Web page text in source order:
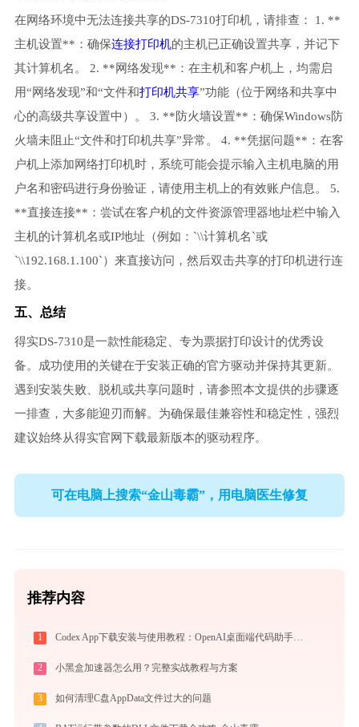
在网络环境中无法连接共享的DS-7310打印机，请排查： 1. **
主机设置**：确保连接打印机的主机已正确设置共享，并记下
其计算机名。 2. **网络发现**：在主机和客户机上，均需启
用“网络发现”和“文件和打印机共享”功能（位于网络和共享中
心的高级共享设置中）。 3. **防火墙设置**：确保Windows防
火墙未阻止“文件和打印机共享”异常。 4. **凭据问题**：在客
户机上添加网络打印机时，系统可能会提示输入主机电脑的用
户名和密码进行身份验证，请使用主机上的有效账户信息。 5.
**直接连接**：尝试在客户机的文件资源管理器地址栏中输入
主机的计算机名或IP地址（例如：`\\计算机名`或
`\\192.168.1.100`）来直接访问，然后双击共享的打印机进行连
接。
五、总结
得实DS-7310是一款性能稳定、专为票据打印设计的优秀设
备。成功使用的关键在于安装正确的官方驱动并保持其更新。
遇到安装失败、脱机或共享问题时，请参照本文提供的步骤逐
一排查，大多能迎刃而解。为确保最佳兼容性和稳定性，强烈
建议始终从得实官网下载最新版本的驱动程序。
可在电脑上搜索“金山毒霸”，用电脑医生修复
推荐内容
1 Codex App下载安装与使用教程：OpenAI桌面端代码助手从入门到高效协作
2 小黑盒加速器怎么用？完整实战教程与方案
3 如何清理C盘AppData文件过大的问题